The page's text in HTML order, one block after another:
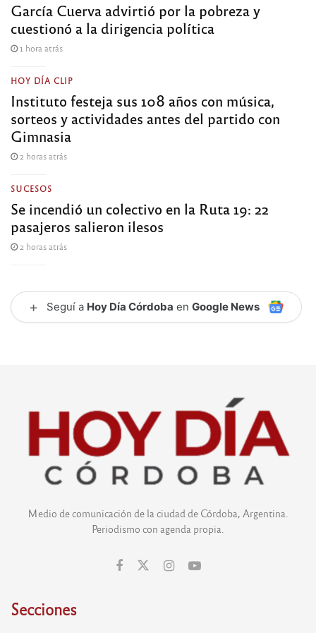
García Cuerva advirtió por la pobreza y
cuestionó a la dirigencia política
1 hora atrás
HOY DÍA CLIP
Instituto festeja sus 108 años con música,
sorteos y actividades antes del partido con
Gimnasia
2 horas atrás
SUCESOS
Se incendió un colectivo en la Ruta 19: 22
pasajeros salieron ilesos
2 horas atrás
+ Seguí a Hoy Día Córdoba en Google News
Medio de comunicación de la ciudad de Córdoba, Argentina.
Periodismo con agenda propia.
Secciones